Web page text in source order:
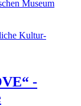
Museum
-